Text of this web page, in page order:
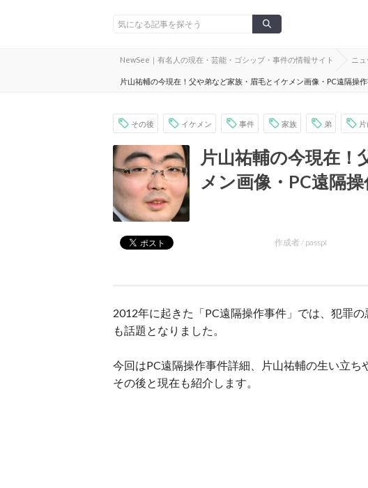
NewSee｜有名人の現在・芸能・ゴシップ・事件の情報サイト ニ
片山祐輔の今現在！父や弟など家族・眉毛とイケメン画像・PC遠隔操
その後 イケメン 事件 家族 弟
片山祐輔の今現在！
メン画像・PC遠隔
作成者 / passpi
2012年に起きた「PC遠隔操作事件」では、犯罪
も話題となりました。
今回はPC遠隔操作事件詳細、片山祐輔の生い立ち
その後と現在も紹介します。